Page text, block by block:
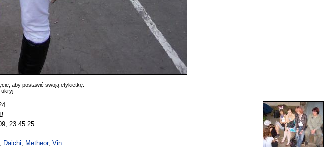
aby postawić swoją etykietkę.
ukryj
23:45:25
Daichi Metheor, Vin